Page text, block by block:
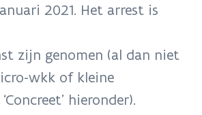
2021. Het arrest is
zijn genomen (al dan niet
wkk of kleine
hieronder).